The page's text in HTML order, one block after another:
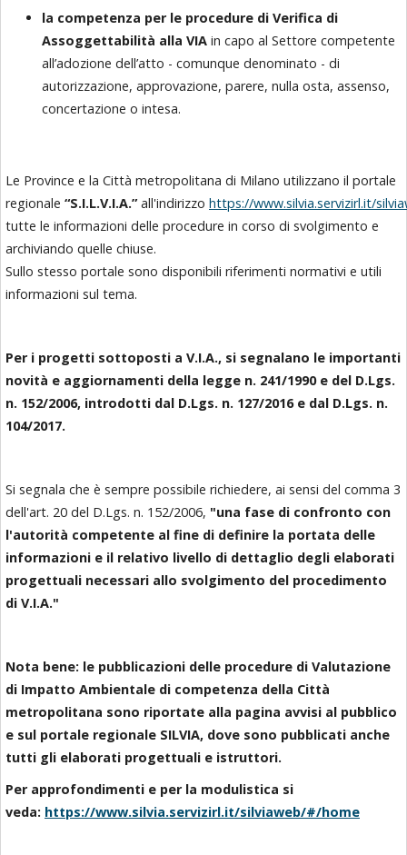
la competenza per le procedure di Verifica di
Assoggettabilità alla VIA in capo al Settore competente
all’adozione dell’atto - comunque denominato - di
autorizzazione, approvazione, parere, nulla osta, assenso,
concertazione o intesa.
Le Province e la Città metropolitana di Milano utilizzano il portale
regionale “S.I.L.V.I.A.” all'indirizzo https://www.silvia.servizirl.it/
tutte le informazioni delle procedure in corso di svolgimento e
archiviando quelle chiuse.
Sullo stesso portale sono disponibili riferimenti normativi e utili
informazioni sul tema.
Per i progetti sottoposti a V.I.A., si segnalano le importanti
novità e aggiornamenti della legge n. 241/1990 e del D.Lgs.
n. 152/2006, introdotti dal D.Lgs. n. 127/2016 e dal D.Lgs. n.
104/2017.
Si segnala che è sempre possibile richiedere, ai sensi del comma 3
dell'art. 20 del D.Lgs. n. 152/2006, "una fase di confronto con
l'autorità competente al fine di definire la portata delle
informazioni e il relativo livello di dettaglio degli elaborati
progettuali necessari allo svolgimento del procedimento
di V.I.A."
Nota bene: le pubblicazioni delle procedure di Valutazione
di Impatto Ambientale di competenza della Città
metropolitana sono riportate alla pagina avvisi al pubblico
e sul portale regionale SILVIA, dove sono pubblicati anche
tutti gli elaborati progettuali e istruttori.
Per approfondimenti e per la modulistica si
veda: https://www.silvia.servizirl.it/silviaweb/#/home